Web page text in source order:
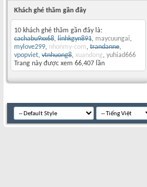
Khách ghé thăm gần đây
10 khách ghé thăm gần đây là:
cachabu9xx68, linhkgyn891, maycuungai,
mylove299, nhonmy-com, trandanne,
vpopviet, vtnhuong8, xuandong, yuhiad666
Trang này được xem 66,407 lần